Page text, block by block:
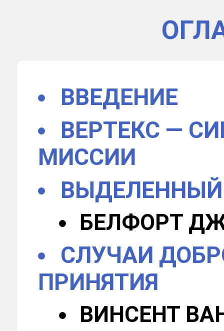
ВВЕДЕНИЕ
ВЕРТЕКС —
МИССИИ
ВЫДЕЛЕННЫЙ
БЕЛФОРТ
СЛУЧАИ
ПРИНЯТИЯ
ВИНСЕНТ